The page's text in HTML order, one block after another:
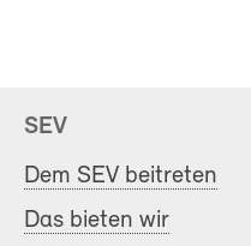
SEV
Dem SEV beitreten
Das bieten wir